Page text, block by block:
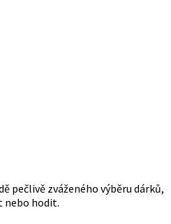
pečlivě zváženého výběru dárků,
nebo hodit.